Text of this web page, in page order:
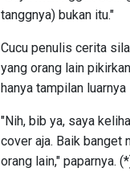
tanggnya) bukan itu."
Cucu penulis cerita
yang orang lain
hanya tampilan luarnya
"Nih, bib ya, saya
cover aja. Baik banget
orang lain," paparnya.